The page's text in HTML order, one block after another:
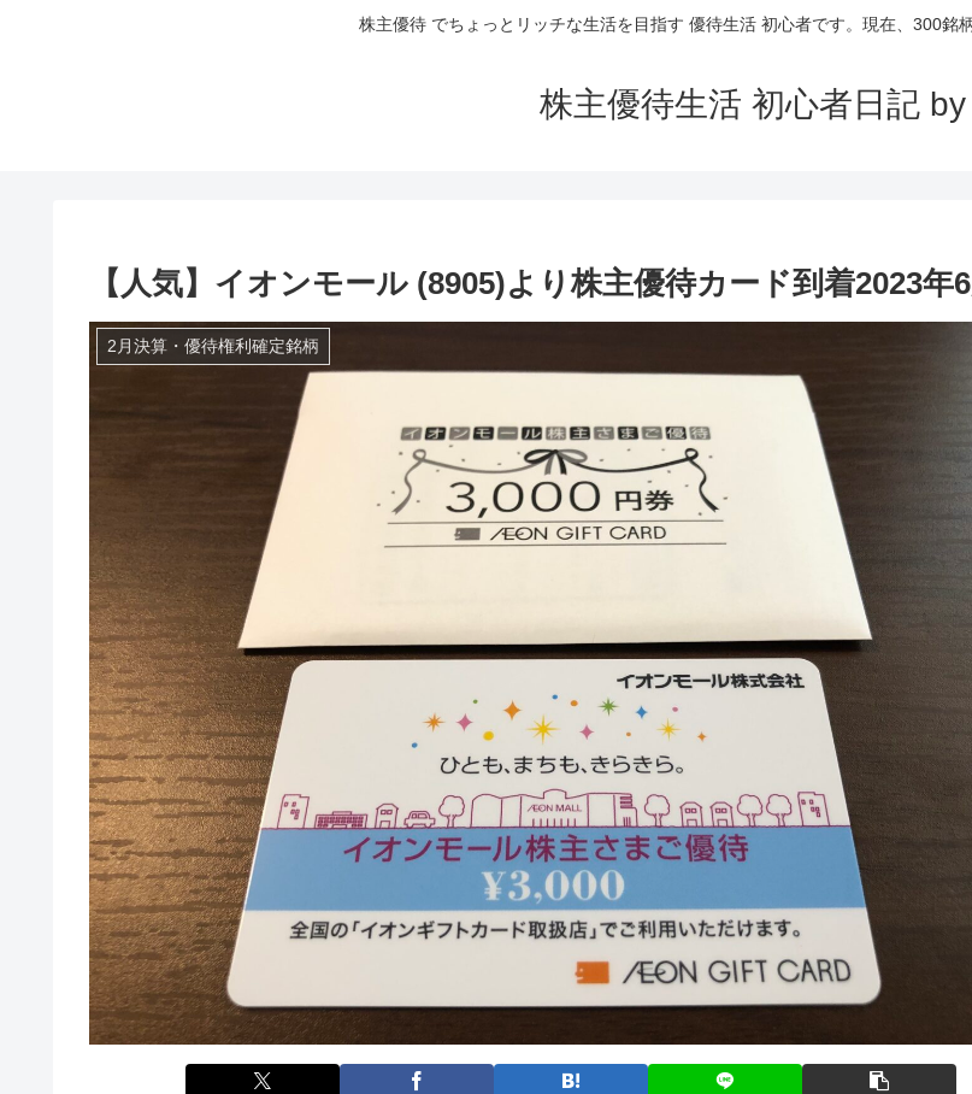
株主優待 でちょっとリッチな生活を目指す 優待生活 初心者です。現在、300銘
株主優待生活 初心者日記
【人気】イオンモール (8905)より株主優待カード到着2023年6
2月決算・優待権利確定銘柄